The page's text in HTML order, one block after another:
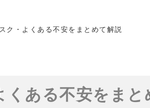
ク・よくある不安をまとめて解説
くある不安をまと